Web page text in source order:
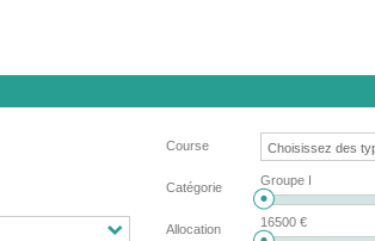
Course
Catégorie Groupe I
Allocation 16500 €